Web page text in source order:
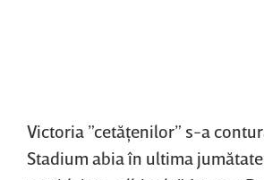
Victoria ”cetăţenilor” s-a
Stadium abia în ultima